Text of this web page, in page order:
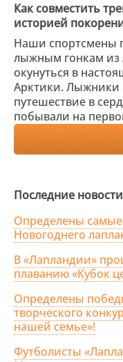
Как совместить
историей
Наши спортсмены
лыжным гонкам из
окунуться в
Арктики. Лыжники
путешествие в
побывали на
Последние новости
Определены
Новогоднего
В «Лапландии»
плаванию «Кубок
Определены
творческого
нашей семье»!
Футболисты